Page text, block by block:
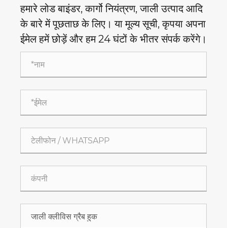
हमारे लोड बाइंडर, कार्गो नियंत्रण, जाली उत्पाद आदि
के बारे में पूछताछ के लिए। या मूल्य सूची, कृपया अपना
ईमेल हमें छोड़ें और हम 24 घंटों के भीतर संपर्क करेंगे।